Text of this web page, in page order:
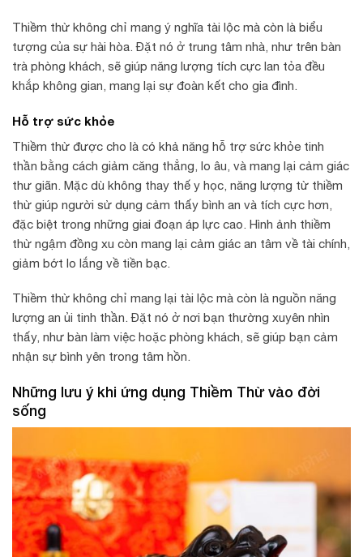
Thiềm thừ không chỉ mang ý nghĩa tài lộc mà còn là biểu
tượng của sự hài hòa. Đặt nó ở trung tâm nhà, như trên bàn
trà phòng khách, sẽ giúp năng lượng tích cực lan tỏa đều
khắp không gian, mang lại sự đoàn kết cho gia đình.
Hỗ trợ sức khỏe
Thiềm thừ được cho là có khả năng hỗ trợ sức khỏe tinh
thần bằng cách giảm căng thẳng, lo âu, và mang lại cảm giác
thư giãn. Mặc dù không thay thế y học, năng lượng từ thiềm
thừ giúp người sử dụng cảm thấy bình an và tích cực hơn,
đặc biệt trong những giai đoạn áp lực cao. Hình ảnh thiềm
thừ ngậm đồng xu còn mang lại cảm giác an tâm về tài chính,
giảm bớt lo lắng về tiền bạc.
Thiềm thừ không chỉ mang lại tài lộc mà còn là nguồn năng
lượng an ủi tinh thần. Đặt nó ở nơi bạn thường xuyên nhìn
thấy, như bàn làm việc hoặc phòng khách, sẽ giúp bạn cảm
nhận sự bình yên trong tâm hồn.
Những lưu ý khi ứng dụng Thiềm Thừ vào đời
sống